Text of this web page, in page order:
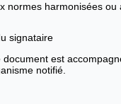
normes harmonisées ou
signataire
document est
notifié.